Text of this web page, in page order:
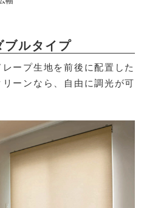
ブルタイプ
ープ生地を前後に配置した
ーンなら、自由に調光が可